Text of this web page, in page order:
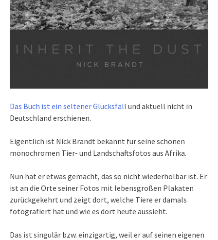
Das Buch ist ein seltener Glücksfall und aktuell nicht in
Deutschland erschienen.
Eigentlich ist Nick Brandt bekannt für seine schönen
monochromen Tier- und Landschaftsfotos aus Afrika.
Nun hat er etwas gemacht, das so nicht wiederholbar ist. Er
ist an die Orte seiner Fotos mit lebensgroßen Plakaten
zurückgekehrt und zeigt dort, welche Tiere er damals
fotografiert hat und wie es dort heute aussieht.
Das ist singulär bzw. einzigartig, weil er auf seinen eigenen